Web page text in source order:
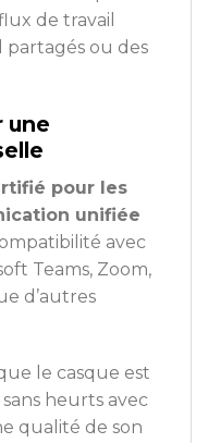
de travail
partagés ou des
une
pour les
unifiée
avec
Teams, Zoom,
d’autres
le casque est
heurts avec
qualité de son